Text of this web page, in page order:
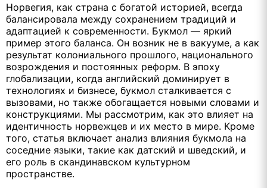
Норвегия, как страна с богатой историей, всегда
балансировала между сохранением традиций и
адаптацией к современности. Букмол — яркий
пример этого баланса. Он возник не в вакууме, а как
результат колониального прошлого, национального
возрождения и постоянных реформ. В эпоху
глобализации, когда английский доминирует в
технологиях и бизнесе, букмол сталкивается с
вызовами, но также обогащается новыми словами и
конструкциями. Мы рассмотрим, как это влияет на
идентичность норвежцев и их место в мире. Кроме
того, статья включает анализ влияния букмола на
соседние языки, такие как датский и шведский, и
его роль в скандинавском культурном
пространстве.